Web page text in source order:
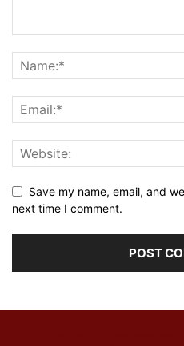
Save my name, email, and
next time I comment.